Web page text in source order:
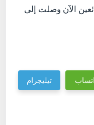
الآن وصلت إلى
تيليجرام